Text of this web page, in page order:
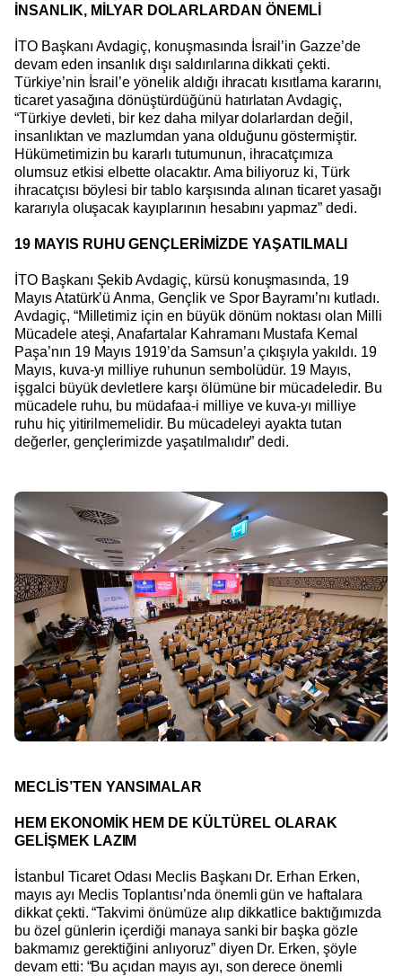
İNSANLIK, MİLYAR DOLARLARDAN ÖNEMLİ
İTO Başkanı Avdagiç, konuşmasında İsrail’in Gazze’de
devam eden insanlık dışı saldırılarına dikkati çekti.
Türkiye’nin İsrail’e yönelik aldığı ihracatı kısıtlama kararını,
ticaret yasağına dönüştürdüğünü hatırlatan Avdagiç,
“Türkiye devleti, bir kez daha milyar dolarlardan değil,
insanlıktan ve mazlumdan yana olduğunu göstermiştir.
Hükümetimizin bu kararlı tutumunun, ihracatçımıza
olumsuz etkisi elbette olacaktır. Ama biliyoruz ki, Türk
ihracatçısı böylesi bir tablo karşısında alınan ticaret yasağı
kararıyla oluşacak kayıplarının hesabını yapmaz” dedi.
19 MAYIS RUHU GENÇLERİMİZDE YAŞATILMALI
İTO Başkanı Şekib Avdagiç, kürsü konuşmasında, 19
Mayıs Atatürk’ü Anma, Gençlik ve Spor Bayramı’nı kutladı.
Avdagiç, “Milletimiz için en büyük dönüm noktası olan Milli
Mücadele ateşi, Anafartalar Kahramanı Mustafa Kemal
Paşa’nın 19 Mayıs 1919’da Samsun’a çıkışıyla yakıldı. 19
Mayıs, kuva-yı milliye ruhunun sembolüdür. 19 Mayıs,
işgalci büyük devletlere karşı ölümüne bir mücadeledir. Bu
mücadele ruhu, bu müdafaa-i milliye ve kuva-yı milliye
ruhu hiç yitirilmemelidir. Bu mücadeleyi ayakta tutan
değerler, gençlerimizde yaşatılmalıdır” dedi.
MECLİS’TEN YANSIMALAR
HEM EKONOMİK HEM DE KÜLTÜREL OLARAK
GELİŞMEK LAZIM
İstanbul Ticaret Odası Meclis Başkanı Dr. Erhan Erken,
mayıs ayı Meclis Toplantısı’nda önemli gün ve haftalara
dikkat çekti. “Takvimi önümüze alıp dikkatlice baktığımızda
bu özel günlerin içerdiği manaya sanki bir başka gözle
bakmamız gerektiğini anlıyoruz” diyen Dr. Erken, şöyle
devam etti: “Bu açıdan mayıs ayı, son derece önemli